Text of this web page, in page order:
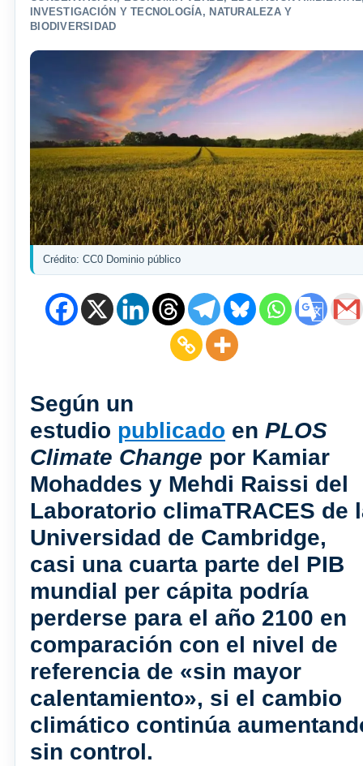
INVESTIGACIÓN Y TECNOLOGÍA, NATURALEZA Y
BIODIVERSIDAD
Crédito: CC0 Dominio público
Según un
estudio publicado en PLOS
Climate Change por Kamiar
Mohaddes y Mehdi Raissi del
Laboratorio climaTRACES de
Universidad de Cambridge,
casi una cuarta parte del PIB
mundial per cápita podría
perderse para el año 2100 en
comparación con el nivel de
referencia de «sin mayor
calentamiento», si el cambio
climático continúa
sin control.